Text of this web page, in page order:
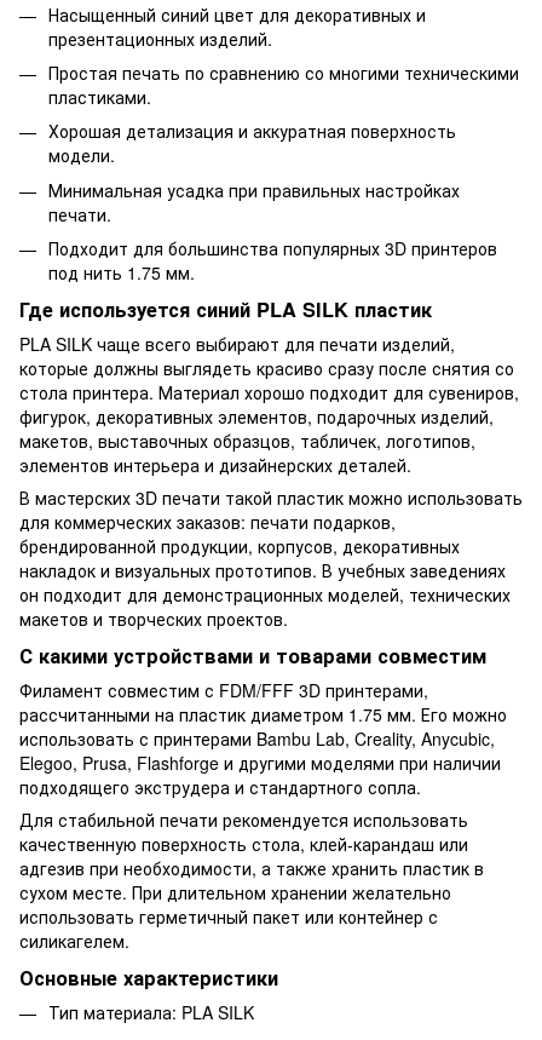
Насыщенный синий цвет для декоративных и
презентационных изделий.
Простая печать по сравнению со многими техническими
пластиками.
Хорошая детализация и аккуратная поверхность
модели.
Минимальная усадка при правильных настройках
печати.
Подходит для большинства популярных 3D принтеров
под нить 1.75 мм.
Где используется синий PLA SILK пластик
PLA SILK чаще всего выбирают для печати изделий,
которые должны выглядеть красиво сразу после снятия со
стола принтера. Материал хорошо подходит для сувениров,
фигурок, декоративных элементов, подарочных изделий,
макетов, выставочных образцов, табличек, логотипов,
элементов интерьера и дизайнерских деталей.
В мастерских 3D печати такой пластик можно использовать
для коммерческих заказов: печати подарков,
брендированной продукции, корпусов, декоративных
накладок и визуальных прототипов. В учебных заведениях
он подходит для демонстрационных моделей, технических
макетов и творческих проектов.
С какими устройствами и товарами совместим
Филамент совместим с FDM/FFF 3D принтерами,
рассчитанными на пластик диаметром 1.75 мм. Его можно
использовать с принтерами Bambu Lab, Creality, Anycubic,
Elegoo, Prusa, Flashforge и другими моделями при наличии
подходящего экструдера и стандартного сопла.
Для стабильной печати рекомендуется использовать
качественную поверхность стола, клей-карандаш или
адгезив при необходимости, а также хранить пластик в
сухом месте. При длительном хранении желательно
использовать герметичный пакет или контейнер с
силикагелем.
Основные характеристики
Тип материала: PLA SILK